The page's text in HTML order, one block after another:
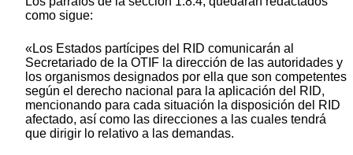
como sigue:
«Los Estados partícipes del RID comunicarán al
Secretariado de la OTIF la dirección de las autoridades y
los organismos designados por ella que son competentes
según el derecho nacional para la aplicación del RID,
mencionando para cada situación la disposición del RID
afectado, así como las direcciones a las cuales tendrá
que dirigir lo relativo a las demandas.